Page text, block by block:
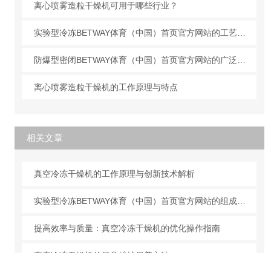
离心喷雾造粒干燥机可用于哪些行业？
离心喷雾造粒干燥机的工作原理与特点
相关文章
真空冷冻干燥机的工作原理与创新技术解析
提高效率与质量：真空冷冻干燥机的优化操作指南